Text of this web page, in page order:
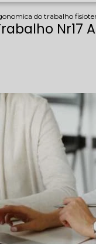
do trabalho
Nr17